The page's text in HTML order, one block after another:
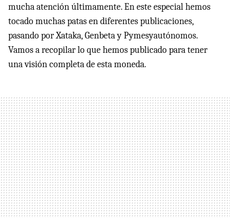
mucha atención últimamente. En este especial hemos
tocado muchas patas en diferentes publicaciones,
pasando por Xataka, Genbeta y Pymesyautónomos.
Vamos a recopilar lo que hemos publicado para tener
una visión completa de esta moneda.